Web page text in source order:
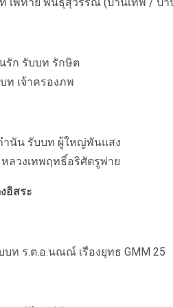
เพทาย พินธุสุวรรณ (ปานเทพ / ปา
รัก รับบท รักษิต
ท เจ้าครองภพ
ำนัน รับบท ผู้ใหญ่พันแสง
ลวงเทพฤทธิ์อริศัตรูพ่าย
อิสระ
ท ร.ต.อ.นณณ์ เรืองยุทธ GMM 25